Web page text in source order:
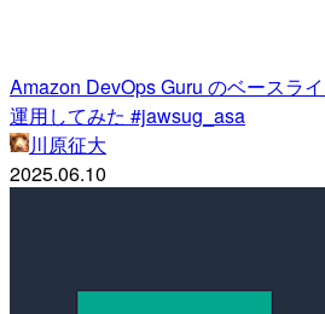
Amazon DevOps Guru のベースラ
運用してみた #jawsug_asa
川原征大
2025.06.10